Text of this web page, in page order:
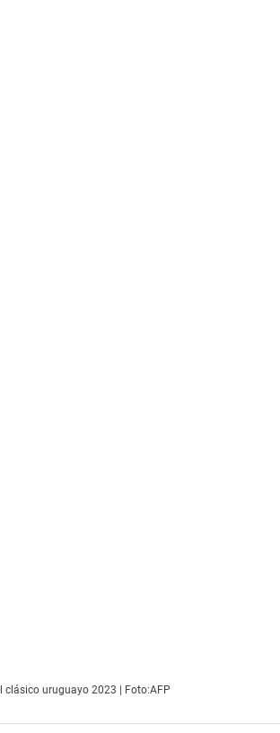
clásico uruguayo 2023 | Foto:AFP